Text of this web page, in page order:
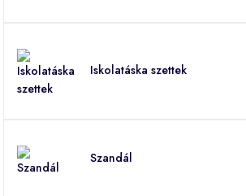
Iskolatáska szettek
Szandál